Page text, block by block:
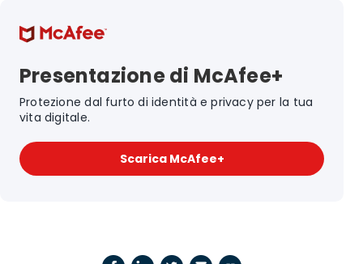
Presentazione di McAfee+
Protezione dal furto di identità e privacy per la tua
vita digitale.
Scarica McAfee+